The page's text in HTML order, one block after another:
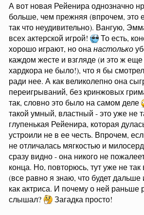
А вот новая Рейенира однозначно
больше, чем прежняя (впрочем, это
так что неудивительно). Вангую,
всех актерской игрой!
То есть,
хорошо играют, но онанастолько
каждом жесте и взгляде (и это ж еще
хардкора не было!), что я бы
ради нее. А как великолепно она
переигрываний, без кринжовых
так, словно это было на самом деле
такой умный, властный - это уже не
глупенькая Рейенира, которая
устроили не в ее честь. Впрочем,
не отличалась мягкостью и
сразу видно - она никого не
конца. Но, повторюсь, тут уже не
(все равно я знаю, что будет дальше
как актриса. И почему о ней раньше
слышал?
Загадка просто!